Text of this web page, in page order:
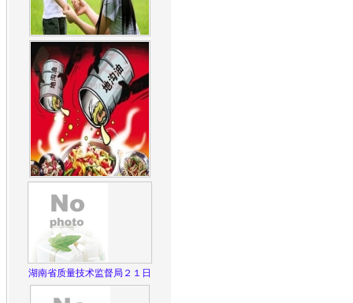
湖南省质量技术监督局２１日